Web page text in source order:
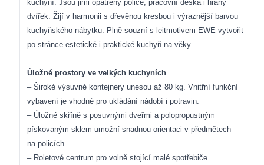
kuchyní. Jsou jimi opatřeny police, pracovní deska i hrany
dvířek. Žijí v harmonii s dřevěnou kresbou i výraznější barvou
kuchyňského nábytku. Plně souzní s leitmotivem EWE vytvořit
po stránce estetické i praktické kuchyň na věky.
Úložné prostory ve velkých kuchyních
– Široké výsuvné kontejnery unesou až 80 kg. Vnitřní funkční
vybavení je vhodné pro ukládání nádobí i potravin.
– Úložné skříně s posuvnými dveřmi a polopropustným
pískovaným sklem umožní snadnou orientaci v předmětech
na policích.
– Roletové centrum pro volně stojící malé spotřebiče